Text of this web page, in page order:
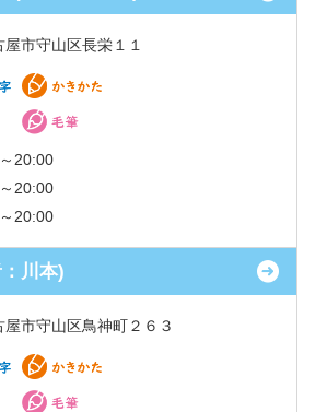
市守山区長栄１１
20:00
20:00
20:00
川本)
屋市守山区鳥神町２６３